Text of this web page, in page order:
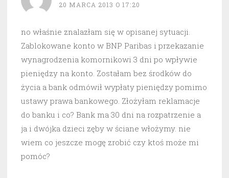
20 MARCA 2013 O 17:20
no właśnie znalazłam się w opisanej sytuacji.
Zablokowane konto w BNP Paribas i przekazanie
wynagrodzenia komornikowi 3 dni po wpływie
pieniędzy na konto. Zostałam bez środków do
życia a bank odmówił wypłaty pieniędzy pomimo
ustawy prawa bankowego. Złożyłam reklamacje
do banku i co? Bank ma 30 dni na rozpatrzenie a
ja i dwójka dzieci zęby w ściane włożymy. nie
wiem co jeszcze mogę zrobić czy ktoś może mi
pomóc?